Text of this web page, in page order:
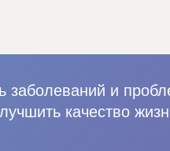
заболеваний и
качество